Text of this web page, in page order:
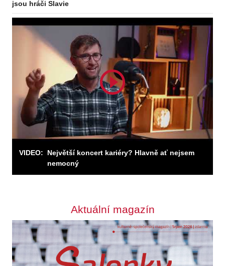
VIDEO:
Největší koncert kariéry? Hlavně ať nejsem
nemocný
jsou hráči Slavie
Aktuální magazín